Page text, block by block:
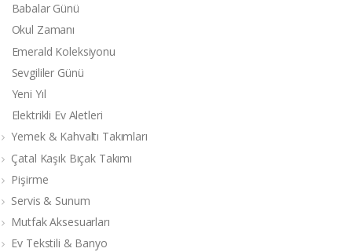
Babalar Günü
Okul Zamanı
Emerald Koleksiyonu
Sevgililer Günü
Yeni Yıl
Elektrikli Ev Aletleri
Yemek & Kahvaltı Takımları
Çatal Kaşık Bıçak Takımı
Pişirme
Servis & Sunum
Mutfak Aksesuarları
Ev Tekstili & Banyo